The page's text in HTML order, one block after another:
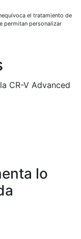
el tratamiento de
permitan personalizar
CR-V Advanced
lo